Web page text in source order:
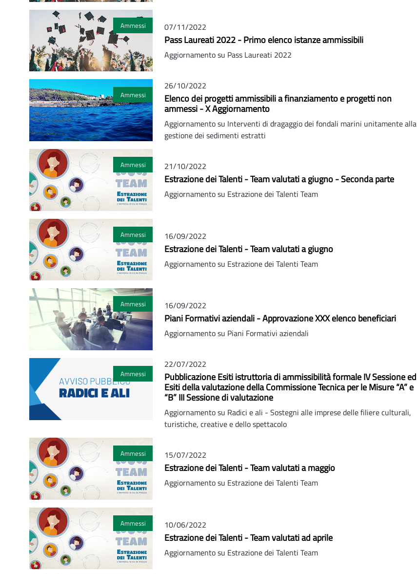
Ammessi 07/11/2022
Pass Laureati 2022 - Primo elenco istanze ammissibili
Aggiornamento su Pass Laureati 2022
Ammessi
26/10/2022
Elenco dei progetti ammissibili a finanziamento e progetti non
ammessi - X Aggiornamento
Aggiornamento su Interventi di dragaggio dei fondali marini unitamente alla
gestione dei sedimenti estratti
Ammessi 21/10/2022
Estrazione dei Talenti - Team valutati a giugno - Seconda parte
Aggiornamento su Estrazione dei Talenti Team
Ammessi 16/09/2022
Estrazione dei Talenti - Team valutati a giugno
Aggiornamento su Estrazione dei Talenti Team
Ammessi 16/09/2022
Piani Formativi aziendali - Approvazione XXX elenco beneficiari
Aggiornamento su Piani Formativi aziendali
Ammessi
22/07/2022
Pubblicazione Esiti istruttoria di ammissibilità formale IV Sessione ed
Esiti della valutazione della Commissione Tecnica per le Misure “A” e
“B” III Sessione di valutazione
Aggiornamento su Radici e ali - Sostegni alle imprese delle filiere culturali,
turistiche, creative e dello spettacolo
Ammessi 15/07/2022
Estrazione dei Talenti - Team valutati a maggio
Aggiornamento su Estrazione dei Talenti Team
Ammessi 10/06/2022
Estrazione dei Talenti - Team valutati ad aprile
Aggiornamento su Estrazione dei Talenti Team